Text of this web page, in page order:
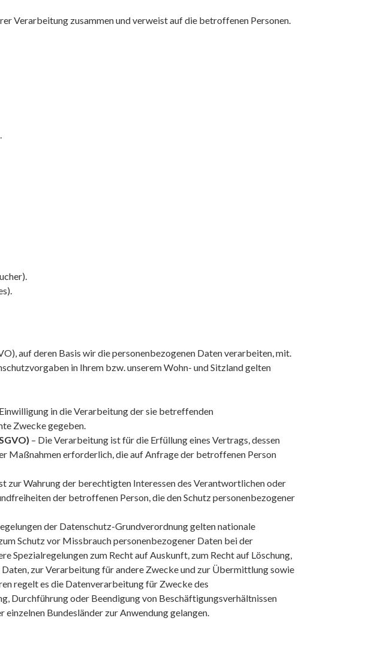
Verarbeitung zusammen und verweist auf die betroffenen Personen.
auf deren Basis wir die personenbezogenen Daten verarbeiten, mit.
in Ihrem bzw. unserem Wohn- und Sitzland gelten
in die Verarbeitung der sie betreffenden
Zwecke gegeben.
– Die Verarbeitung ist für die Erfüllung eines Vertrags, dessen
erforderlich, die auf Anfrage der betroffenen Person
zur Wahrung der berechtigten Interessen des Verantwortlichen oder
der betroffenen Person, die den Schutz personenbezogener
der Datenschutz-Grundverordnung gelten nationale
Schutz vor Missbrauch personenbezogener Daten bei der
Spezialregelungen zum Recht auf Auskunft, zum Recht auf Löschung,
zur Verarbeitung für andere Zwecke und zur Übermittlung sowie
regelt es die Datenverarbeitung für Zwecke des
Durchführung oder Beendigung von Beschäftigungsverhältnissen
Bundesländer zur Anwendung gelangen.